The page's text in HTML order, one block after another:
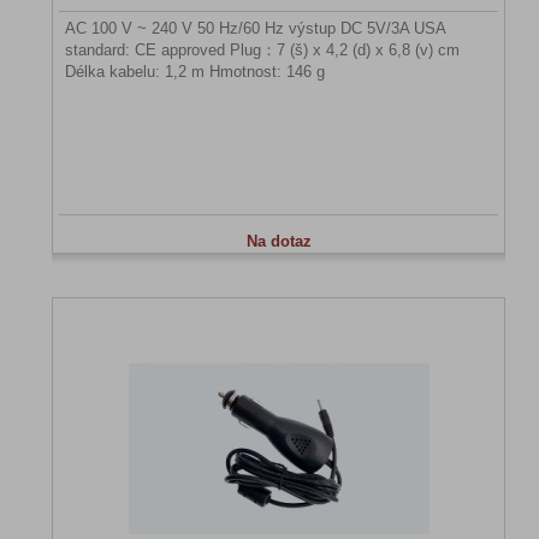
AC 100 V ~ 240 V 50 Hz/60 Hz výstup DC 5V/3A USA
standard: CE approved Plug：7 (š) x 4,2 (d) x 6,8 (v) cm
Délka kabelu: 1,2 m Hmotnost: 146 g
Na dotaz